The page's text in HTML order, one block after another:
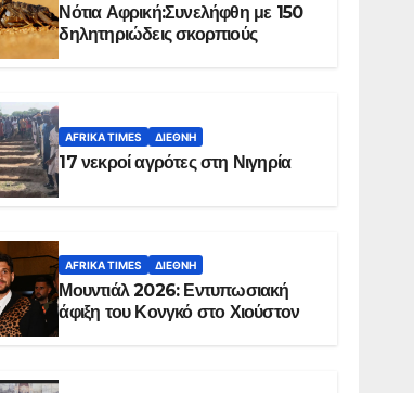
Νότια Αφρική:Συνελήφθη με 150
δηλητηριώδεις σκορπιούς
AFRIKA TIMES ΔΙΕΘΝΉ
17 νεκροί αγρότες στη Νιγηρία
AFRIKA TIMES ΔΙΕΘΝΉ
Μουντιάλ 2026: Εντυπωσιακή
άφιξη του Κονγκό στο Χιούστον